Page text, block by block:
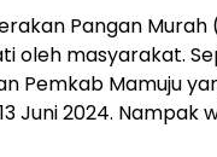
Pangan
oleh masyarakat.
Pemkab Mamuju
Juni 2024. Nampak